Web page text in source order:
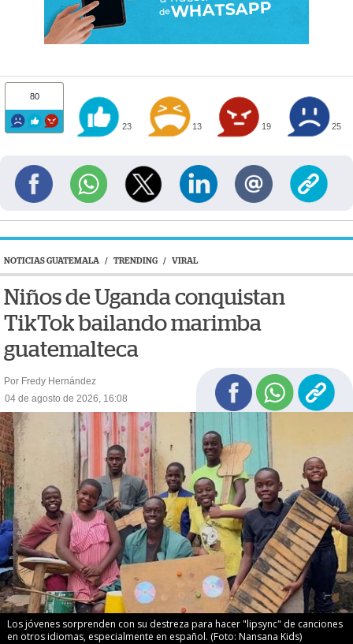
80
23 13 19 25
NOTICIAS GUATEMALA / TRENDING / VIRAL
Niños de Uganda conquistan
TikTok bailando marimba
guatemalteca
Por Fredy Hernández
04 de agosto de 2026, 16:08
Los jóvenes sorprenden con su destreza para hacer "lipsync" de canciones
en otros idiomas, especialmente en español. (Foto: Nansana Kids)